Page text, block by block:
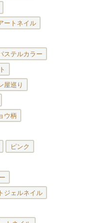
ートネイル
ステルカラー
屋巡り
ウ柄
ピンク
ジェルネイル